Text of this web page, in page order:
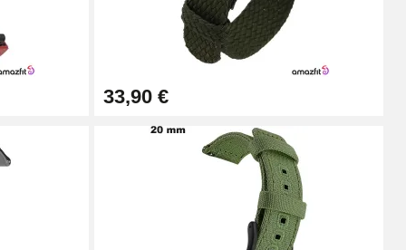
Ajouter au panier
Ajouter au panier
Ajouter au panier
33,90 €